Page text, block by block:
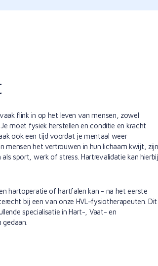
flink in op het leven van mensen, zowel
moet fysiek herstellen en conditie en kracht
ook een tijd voordat je mentaal weer
mensen het vertrouwen in hun lichaam kwijt, zijn
sport, werk of stress. Hartrevalidatie kan hierbij
hartoperatie of hartfalen kan - na het eerste
bij een van onze HVL-fysiotherapeuten. Dit
specialisatie in Hart-, Vaat- en